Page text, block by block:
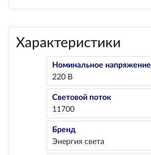
Характеристики
Номинальное напряжение
220 В
Световой поток
11700
Бренд
Энергия света